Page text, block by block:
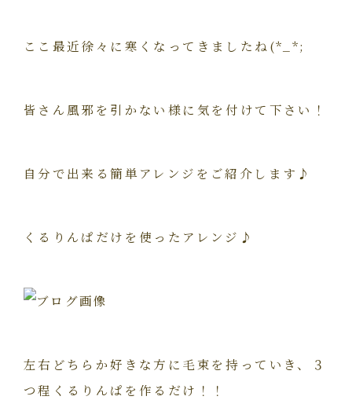
ここ最近徐々に寒くなってきましたね(*_*;
皆さん風邪を引かない様に気を付けて下さい！
自分で出来る簡単アレンジをご紹介します♪
くるりんぱだけを使ったアレンジ♪
左右どちらか好きな方に毛束を持っていき、３
つ程くるりんぱを作るだけ！！